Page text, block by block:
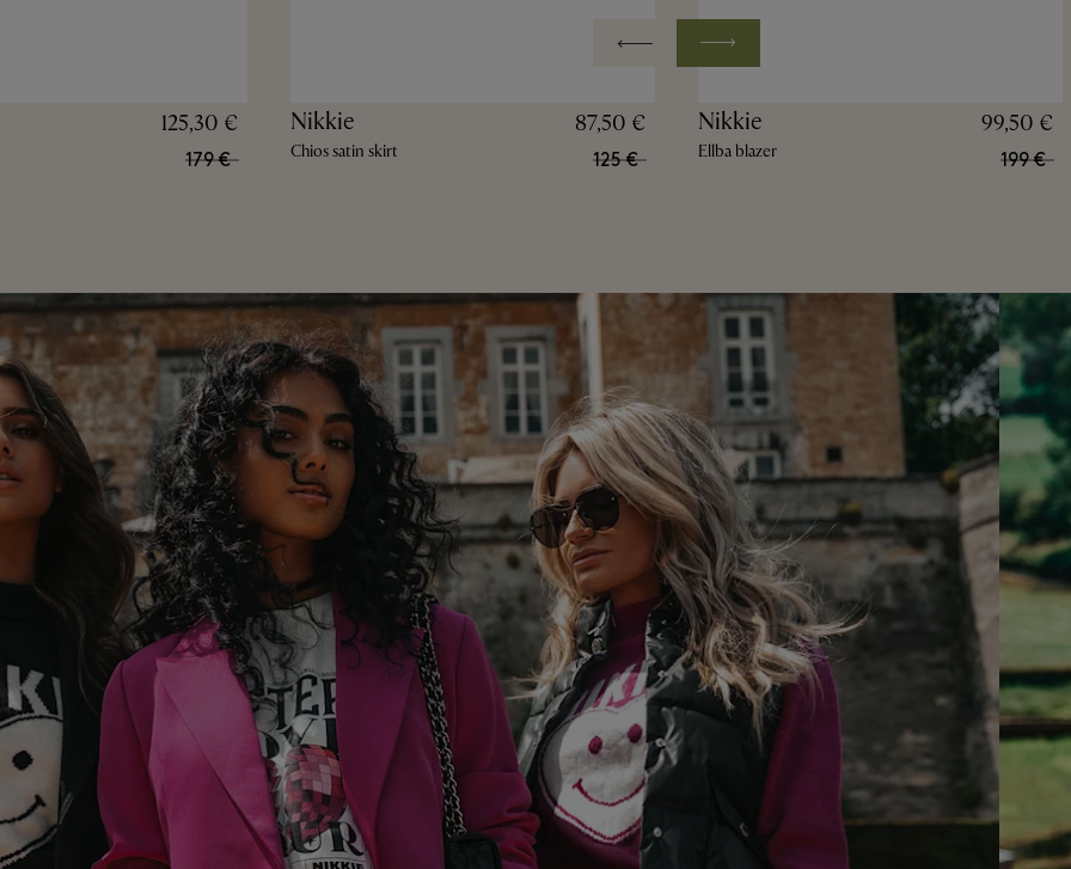
125,30 €
179 €
Nikkie
Chios satin skirt
87,50 €
125 €
Nikkie
Ellba blazer
99,50 €
199 €